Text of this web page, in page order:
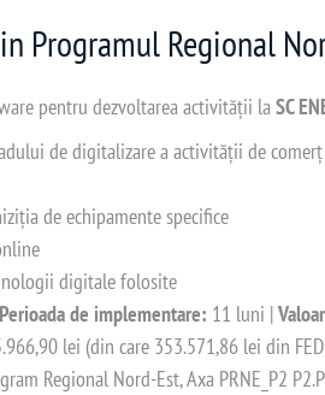
Programul Regional
pentru dezvoltarea activității laSC
de digitalizare a activității de
de echipamente specifice
digitale folosite
Perioada de implementare: 11 luni |
lei (din care 353.571,86 lei din
Regional Nord-Est, Axa PRNE_P2